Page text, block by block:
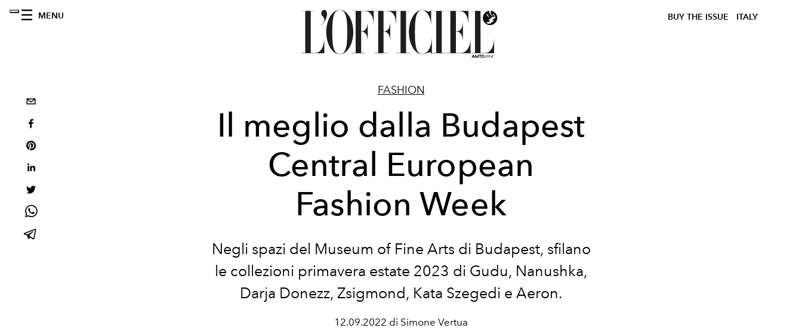
MENU BUY THE ISSUE ITALY
FASHION
Il meglio dalla Budapest
Central European
Fashion Week
Negli spazi del Museum of Fine Arts di Budapest, sfilano
le collezioni primavera estate 2023 di Gudu, Nanushka,
Darja Donezz, Zsigmond, Kata Szegedi e Aeron.
12.09.2022 di Simone Vertua